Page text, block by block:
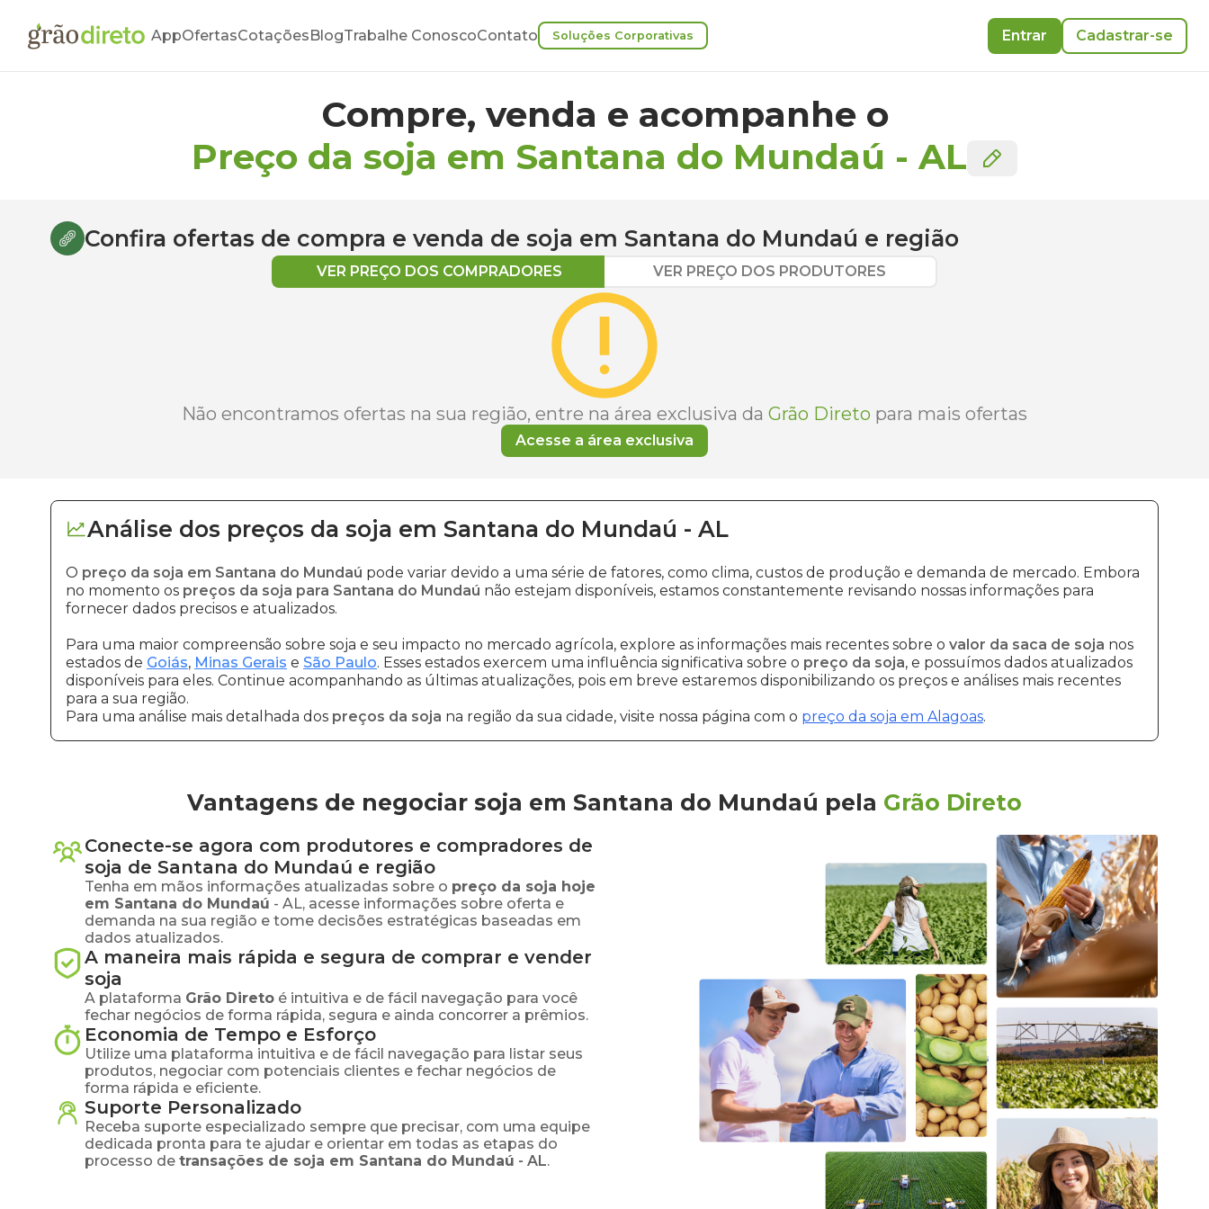
AppOfertasCotaçõesBlogTrabalhe ConoscoContato Soluções Corporativas Entrar Cadastrar-se
Compre, venda e acompanhe o
Preço da soja em Santana do Mundaú -AL
Confira ofertas de compra e venda de soja em Santana do Mundaú e região
VER PREÇO DOS COMPRADORES VER PREÇO DOS PRODUTORES
Não encontramos ofertas na sua região, entre na área exclusiva da Grão Direto para mais ofertas
Acesse a área exclusiva
Análise dos preços da soja em Santana do Mundaú - AL
O preço da soja em Santana do Mundaú pode variar devido a uma série de fatores, como clima, custos de produção e demanda de mercado. Embora
no momento os preços da soja para Santana do Mundaú não estejam disponíveis, estamos constantemente revisando nossas informações para
fornecer dados precisos e atualizados.
Para uma maior compreensão sobre soja e seu impacto no mercado agrícola, explore as informações mais recentes sobre o valor da saca de soja nos
estados de Goiás, Minas Gerais e São Paulo. Esses estados exercem uma influência significativa sobre o preço da soja, e possuímos dados atualizados
disponíveis para eles. Continue acompanhando as últimas atualizações, pois em breve estaremos disponibilizando os preços e análises mais recentes
para a sua região.
Para uma análise mais detalhada dos preços da soja na região da sua cidade, visite nossa página com o preço da soja em Alagoas.
Vantagens de negociar soja em Santana do Mundaú pela Grão Direto
Conecte-se agora com produtores e compradores de
soja de Santana do Mundaú e região
Tenha em mãos informações atualizadas sobre o preço da soja hoje
em Santana do Mundaú - AL, acesse informações sobre oferta e
demanda na sua região e tome decisões estratégicas baseadas em
dados atualizados.
A maneira mais rápida e segura de comprar e vender
soja
A plataforma Grão Direto é intuitiva e de fácil navegação para você
fechar negócios de forma rápida, segura e ainda concorrer a prêmios.
Economia de Tempo e Esforço
Utilize uma plataforma intuitiva e de fácil navegação para listar seus
produtos, negociar com potenciais clientes e fechar negócios de
forma rápida e eficiente.
Suporte Personalizado
Receba suporte especializado sempre que precisar, com uma equipe
dedicada pronta para te ajudar e orientar em todas as etapas do
processo de transações de soja em Santana do Mundaú - AL.